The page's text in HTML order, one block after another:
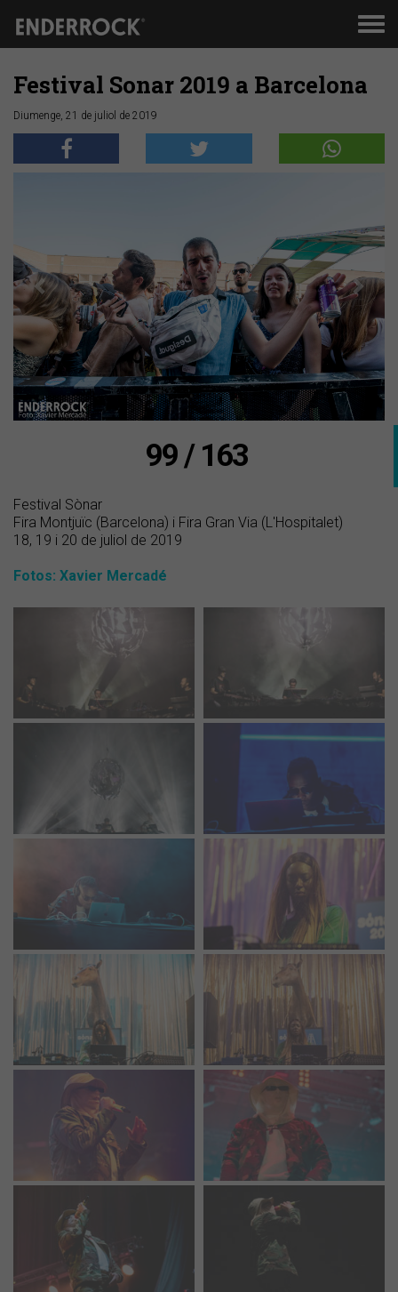
Festival Sonar 2019 a Barcelona
Diumenge, 21 de juliol de 2019
Anterior
99 / 163
Festival Sònar
Fira Montjuïc (Barcelona) i Fira Gran Via (L'Hospitalet)
18, 19 i 20 de juliol de 2019
Fotos: Xavier Mercadé